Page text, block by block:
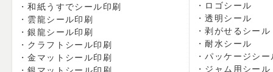
和紙うすでシール印刷
雲龍シール印刷
銀龍シール印刷
クラフトシール印刷
金マットシール印刷
ロゴシール
透明シール
剥がせるシール
耐水シール
パッケージシー
ジャム用シール